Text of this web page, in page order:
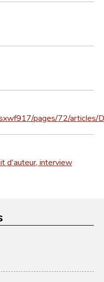
pages/72/articles/
d'auteur, interview